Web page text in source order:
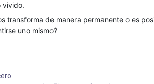
vivido.
transforma de manera permanente o es
uno mismo?